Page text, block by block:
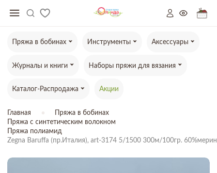
Пряжа в бобинах Инструменты Аксессуары
Журналы и книги Наборы пряжи для вязания
Каталог-Распродажа Акции
Главная
Пряжа в бобинах
Пряжа с синтетическим волокном
Пряжа полиамид
Zegna Baruffa (пр.Италия), art-3174 5/1500 300м/100гр.